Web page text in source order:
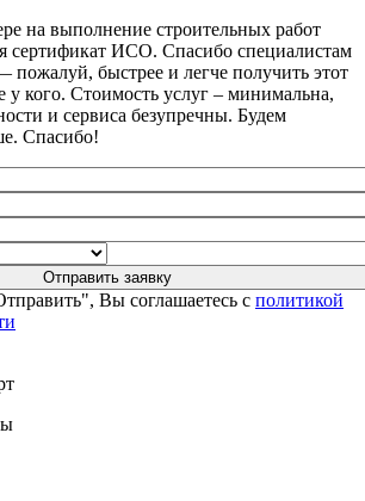
на выполнение строительных работ
сертификат ИСО. Спасибо специалистам
пожалуй, быстрее и легче получить этот
у кого. Стоимость услуг – минимальна,
и сервиса безупречны. Будем
Спасибо!
Вы соглашаетесь с политикой